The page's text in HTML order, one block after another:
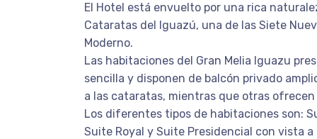
El Hotel está envuelto por una rica
Cataratas del Iguazú, una de las Siete
Moderno.
Las habitaciones del Gran Melia Iguazu
sencilla y disponen de balcón privado
a las cataratas, mientras que otras ofrecen
Los diferentes tipos de habitaciones son:
Suite Royal y Suite Presidencial con vista